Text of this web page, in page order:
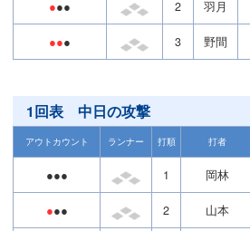
●●● 2 羽月
●●● 3 野間
1回表 中日の攻撃
アウトカウント ランナー 打順 打者
●●● 1 岡林
●●● 2 山本